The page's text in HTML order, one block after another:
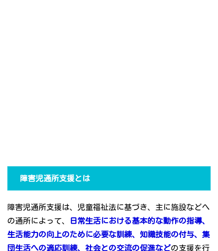
障害児通所支援とは
障害児通所支援は、児童福祉法に基づき、主に施設などへ
の通所によって、
日常生活における基本的な動作の指導、
生活能力の向上のために必要な訓練、知識技能の付与、集
団生活への適応訓練、社会との交流の促進などの支援を行